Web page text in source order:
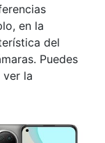
en la
del
Puedes
ver la